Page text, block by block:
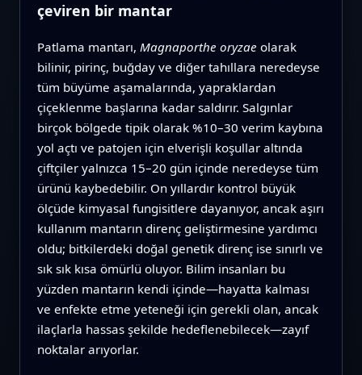
çeviren bir mantar
Patlama mantarı, Magnaporthe oryzae olarak
bilinir, pirinç, buğday ve diğer tahıllara neredeyse
tüm büyüme aşamalarında, yapraklardan
çiçeklenme başlarına kadar saldırır. Salgınlar
birçok bölgede tipik olarak %10–30 verim kaybına
yol açtı ve patojen için elverişli koşullar altında
çiftçiler yalnızca 15–20 gün içinde neredeyse tüm
ürünü kaybedebilir. On yıllardır kontrol büyük
ölçüde kimyasal fungisitlere dayanıyor, ancak aşırı
kullanım mantarın direnç geliştirmesine yardımcı
oldu; bitkilerdeki doğal genetik direnç ise sınırlı ve
sık sık kısa ömürlü oluyor. Bilim insanları bu
yüzden mantarın kendi içinde—hayatta kalması
ve enfekte etme yeteneği için gerekli olan, ancak
ilaçlarla hassas şekilde hedeflenebilecek—zayıf
noktalar arıyorlar.